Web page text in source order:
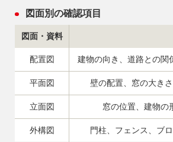
図面別の確認項目
図面・資料
配置図 建物の向き、道路との関
平面図 壁の配置、窓の大き
立面図 窓の位置、建物の
外構図 門柱、フェンス、ブ